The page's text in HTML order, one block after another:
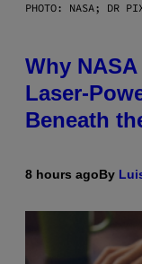
PHOTO: NASA; DR
Why
Laser-
Beneath
8 hours agoBy